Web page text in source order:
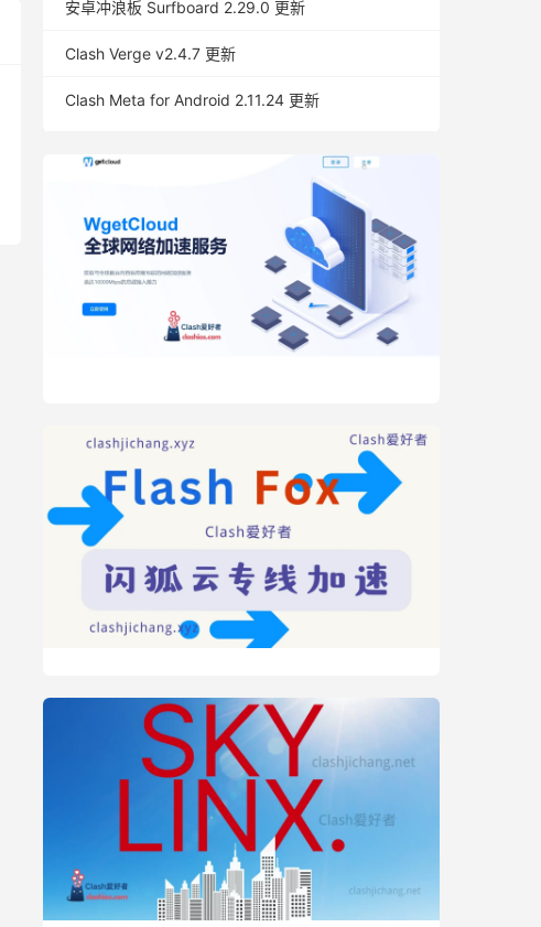
安卓冲浪板 Surfboard 2.29.0 更新
Clash Verge v2.4.7 更新
Clash Meta for Android 2.11.24 更新